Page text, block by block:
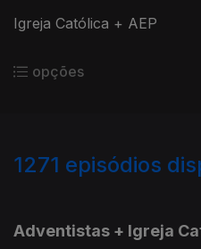
Igreja Católica + AEP
opções
1271 episódios
Adventistas + Igreja